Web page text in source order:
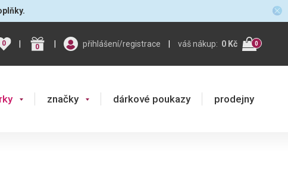
0 | 0 | přihlášení/registrace | váš nákup: 0 Kč 0
značky dárkové poukazy prodejny